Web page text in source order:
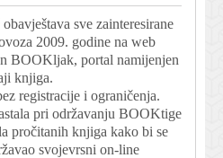
sve zainteresirane
2009. godine na web
BOOKljak, portal namijenjen
knjiga.
registracije i ograničenja.
pri održavanju BOOKtige
pročitanih knjiga kako bi se
svojevrsni on-line